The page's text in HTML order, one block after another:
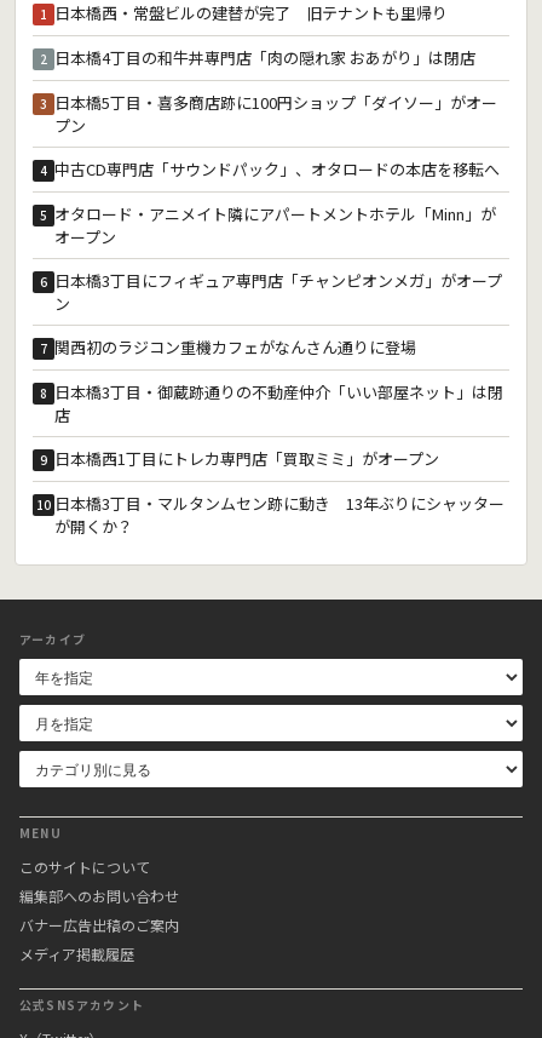
1 日本橋西・常盤ビルの建替が完了 旧テナントも里帰り
2 日本橋4丁目の和牛丼専門店「肉の隠れ家 おあがり」は閉店
3 日本橋5丁目・喜多商店跡に100円ショップ「ダイソー」がオー
プン
4 中古CD専門店「サウンドパック」、オタロードの本店を移転へ
5 オタロード・アニメイト隣にアパートメントホテル「Minn」が
オープン
6 日本橋3丁目にフィギュア専門店「チャンピオンメガ」がオープ
ン
7 関西初のラジコン重機カフェがなんさん通りに登場
8 日本橋3丁目・御蔵跡通りの不動産仲介「いい部屋ネット」は閉
店
9 日本橋西1丁目にトレカ専門店「買取ミミ」がオープン
10 日本橋3丁目・マルタンムセン跡に動き 13年ぶりにシャッター
が開くか？
アーカイブ
MENU
このサイトについて
編集部へのお問い合わせ
バナー広告出稿のご案内
メディア掲載履歴
公式SNSアカウント